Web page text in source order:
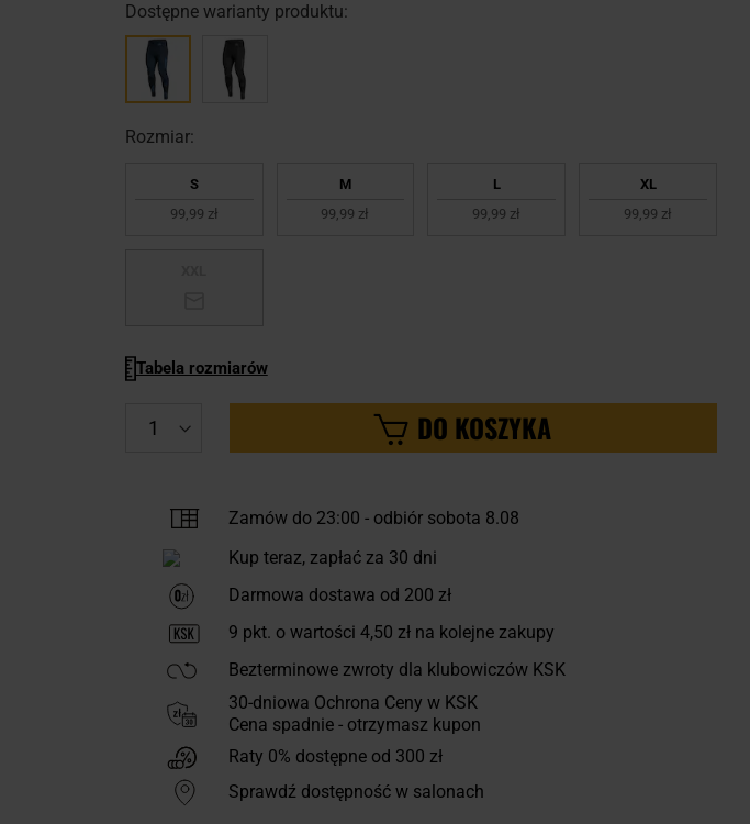
Dostępne warianty produktu:
Rozmiar:
S
99,99 zł
M
99,99 zł
L
99,99 zł
XL
99,99 zł
Tabela rozmiarów
DO KOSZYKA
Zamów do 23:00 -odbiór sobota 8.08
Kup teraz, zapłać za 30 dni
Darmowa dostawa od 200 zł
9 pkt. o wartości 4,50 złna kolejne zakupy
Bezterminowe zwroty dla klubowiczów KSK
30-dniowa Ochrona Ceny w KSK
Cena spadnie - otrzymasz kupon
Raty 0% dostępne od 300 zł
Sprawdź dostępność w salonach